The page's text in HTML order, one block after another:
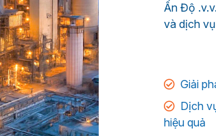
Ấn Độ
và dịch
Giải
Dịch
hiệu quả